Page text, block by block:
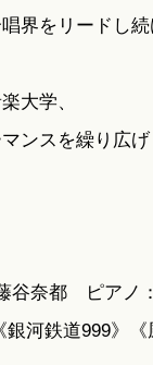
界をリードし
大学、
ンスを繰り広
谷奈都 ピアノ
銀河鉄道999》